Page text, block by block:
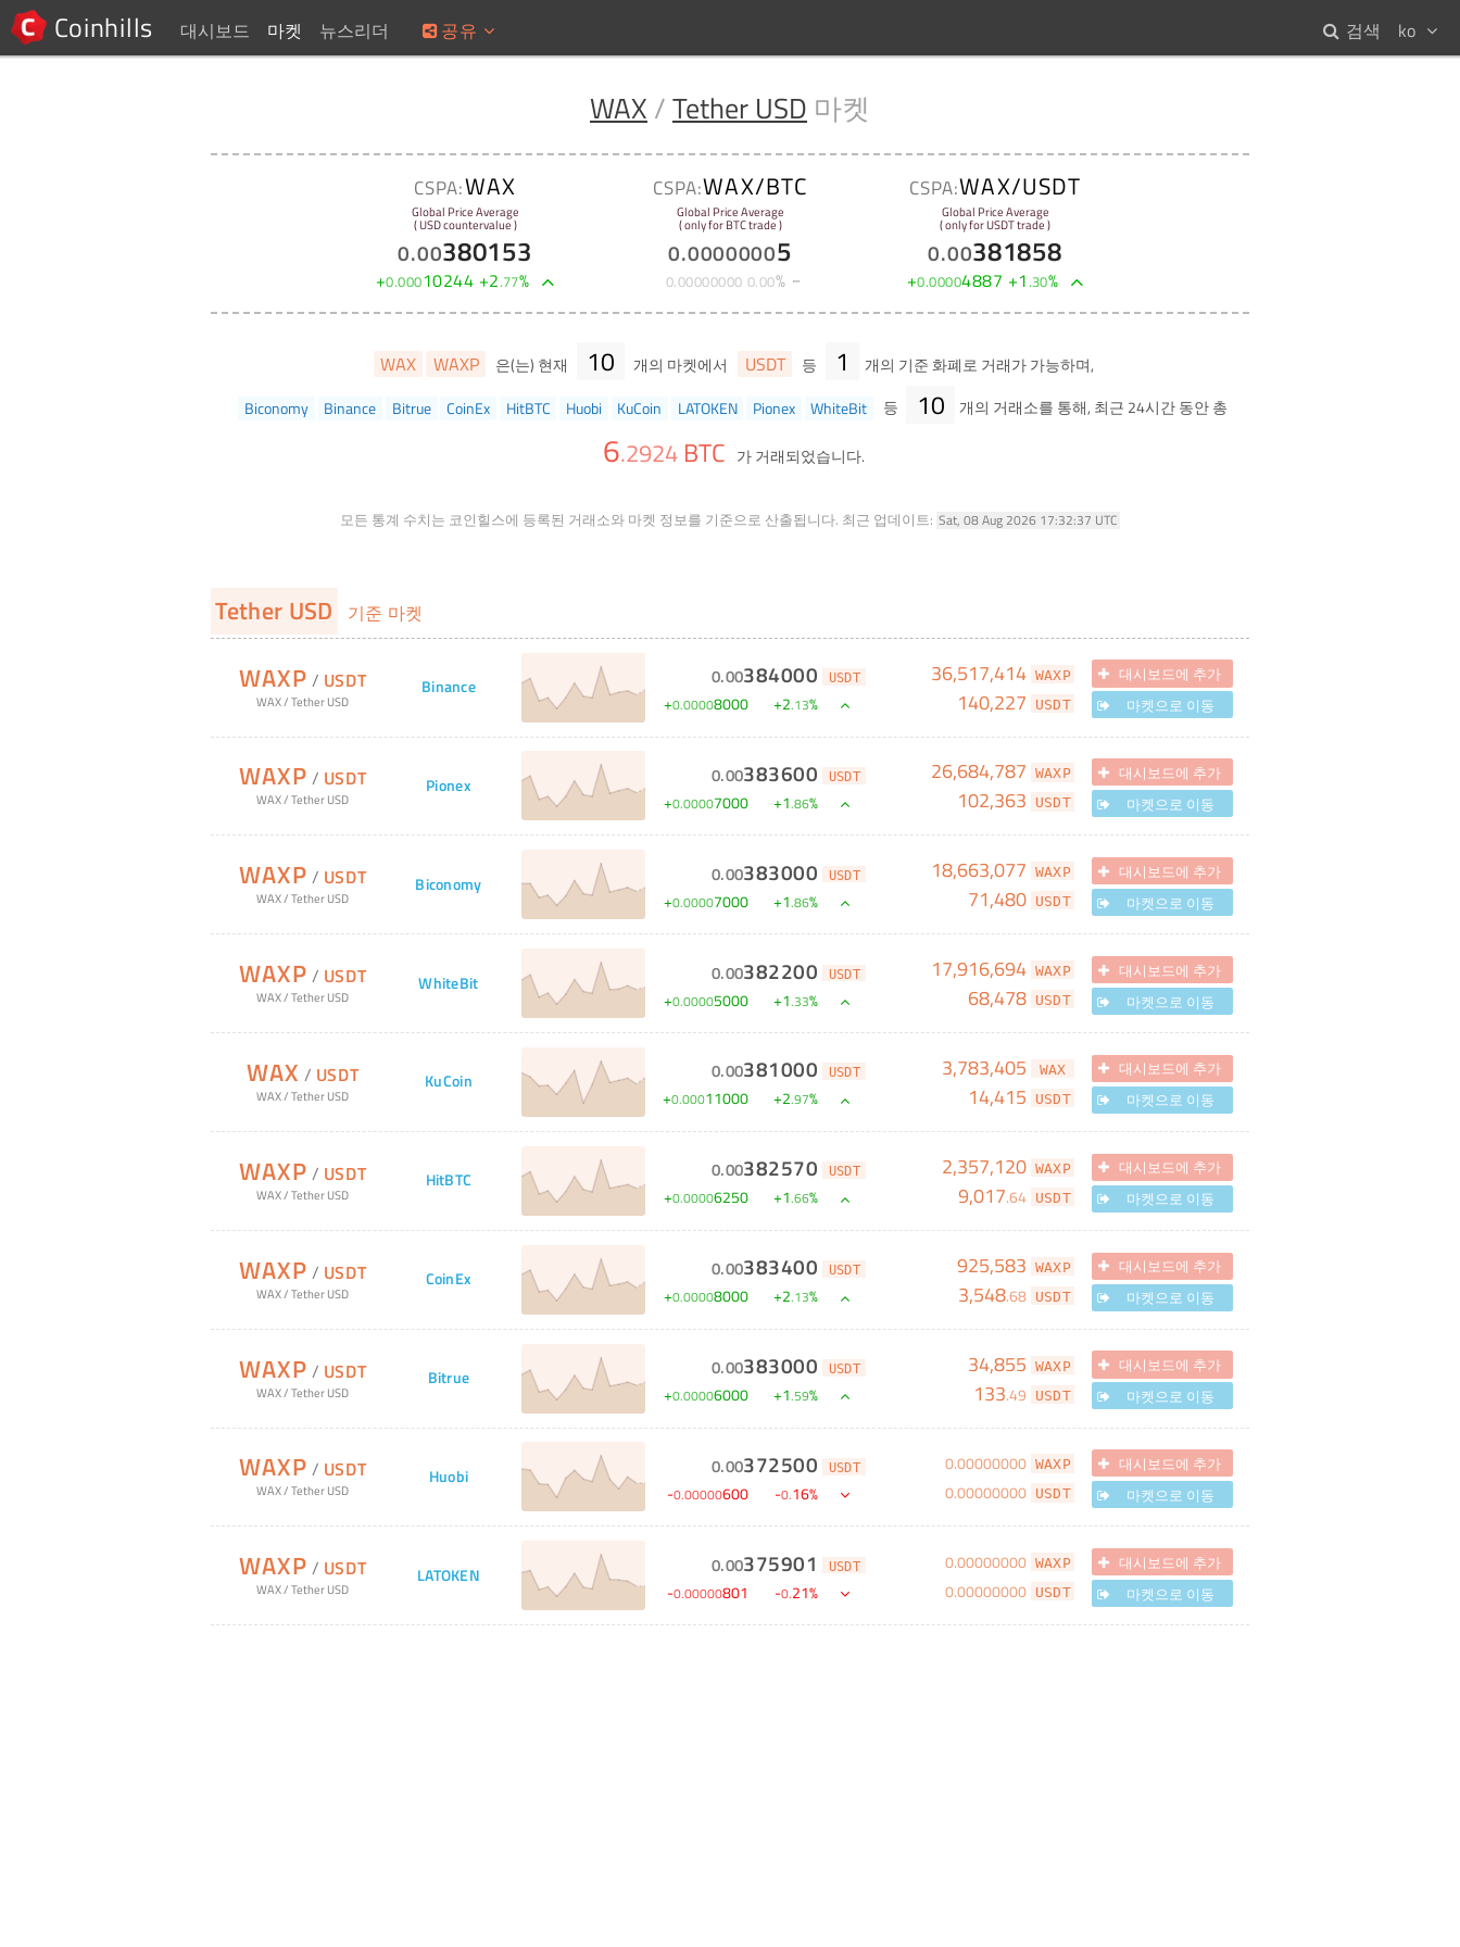
Coinhills 대시보드 마켓 뉴스리더 공유 ko
검색
WAX /Tether USD 마켓
CSPA:WAX
Global Price Average
( USD countervalue )
0.00380153
+0.00010244 +2.77%
CSPA:WAX/BTC
Global Price Average
( only for BTC trade )
0.00000005
0.00000000 0.00%
CSPA:WAX/USDT
Global Price Average
( only for USDT trade )
0.00381858
+0.00004887 +1.30%
WAX WAXP 은(는) 현재 10 개의 마켓에서 USDT 등 1
개의 기준 화폐로 거래가 가능하며,
Biconomy
Binance Bitrue CoinEx HitBTC Huobi KuCoin LATOKEN Pionex WhiteBit 등 10 개의 거래소를 통해, 최근 24시간 동안 총
6.2924 BTC 가 거래되었습니다.
모든 통계 수치는 코인힐스에 등록된 거래소와 마켓 정보를 기준으로 산출됩니다. 최근 업데이트: Sat, 08 Aug 2026 17:32:37 UTC
Tether USD 기준 마켓
WAXP / USDT
WAX/Tether USD
Binance 0.00384000 USDT
+0.00008000 +2.13%
36,517,414 WAXP
140,227 USDT
대시보드에 추가
마켓으로 이동
WAXP / USDT
WAX/Tether USD
Pionex 0.00383600 USDT
+0.00007000 +1.86%
26,684,787 WAXP
102,363 USDT
대시보드에 추가
마켓으로 이동
WAXP / USDT
WAX/Tether USD
Biconomy 0.00383000 USDT
+0.00007000 +1.86%
18,663,077 WAXP
71,480 USDT
대시보드에 추가
마켓으로 이동
WAXP / USDT
WAX/Tether USD
WhiteBit 0.00382200 USDT
+0.00005000 +1.33%
17,916,694 WAXP
68,478 USDT
대시보드에 추가
마켓으로 이동
WAX / USDT
WAX/Tether USD
KuCoin 0.00381000 USDT
+0.00011000 +2.97%
3,783,405 WAX
14,415 USDT
대시보드에 추가
마켓으로 이동
WAXP / USDT
WAX/Tether USD
HitBTC 0.00382570 USDT
+0.00006250 +1.66%
2,357,120 WAXP
9,017.64 USDT
대시보드에 추가
마켓으로 이동
WAXP / USDT
WAX/Tether USD
CoinEx 0.00383400 USDT
+0.00008000 +2.13%
925,583 WAXP
3,548.68 USDT
대시보드에 추가
마켓으로 이동
WAXP / USDT
WAX/Tether USD
Bitrue 0.00383000 USDT
+0.00006000 +1.59%
34,855 WAXP
133.49 USDT
대시보드에 추가
마켓으로 이동
WAXP / USDT
WAX/Tether USD
Huobi 0.00372500 USDT
-0.00000600 -0.16%
0.00000000 WAXP
0.00000000 USDT
대시보드에 추가
마켓으로 이동
WAXP / USDT
WAX/Tether USD
LATOKEN 0.00375901 USDT
-0.00000801 -0.21%
0.00000000 WAXP
0.00000000 USDT
대시보드에 추가
마켓으로 이동